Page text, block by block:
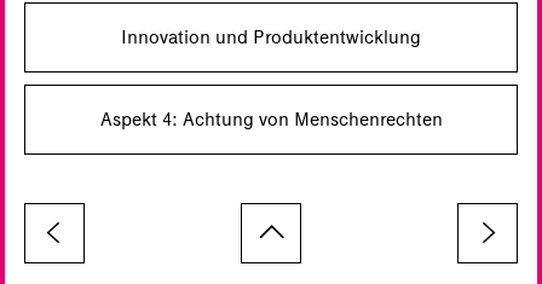
Innovation und Produktentwicklung
Aspekt 4: Achtung von Menschenrechten